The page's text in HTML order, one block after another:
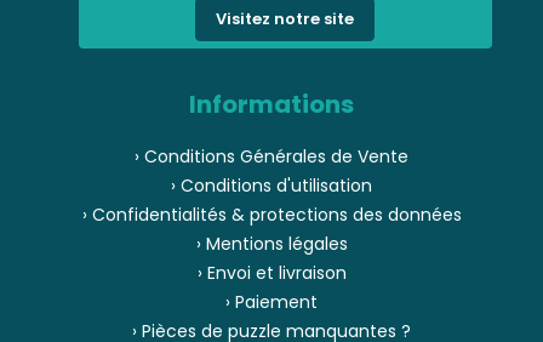
Visitez notre site
Informations
› Conditions Générales de Vente
› Conditions d'utilisation
› Confidentialités & protections des données
› Mentions légales
› Envoi et livraison
› Paiement
› Pièces de puzzle manquantes ?